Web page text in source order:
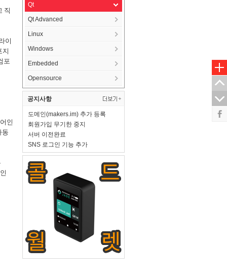
직
이
지
포
인
동
Qt
Qt Advanced
Linux
Windows
Embedded
Opensource
공지사항
도메인(makers.im) 추가 등록
회원가입 무기한 중지
서버 이전완료
SNS 로그인 기능 추가